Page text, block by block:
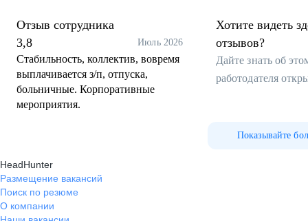
Отзыв сотрудника
3,8
Июль 2026
Стабильность, коллектив, вовремя
выплачивается з/п, отпуска,
больничные. Корпоративные
мероприятия.
Хотите видеть
отзывов?
Дайте знать об
работодателя
Показывайте
HeadHunter
Размещение вакансий
Поиск по резюме
О компании